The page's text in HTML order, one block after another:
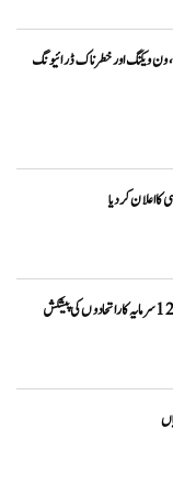
ویلنگ اور خطرناک ڈرائیونگ
کا اعلان کردیا